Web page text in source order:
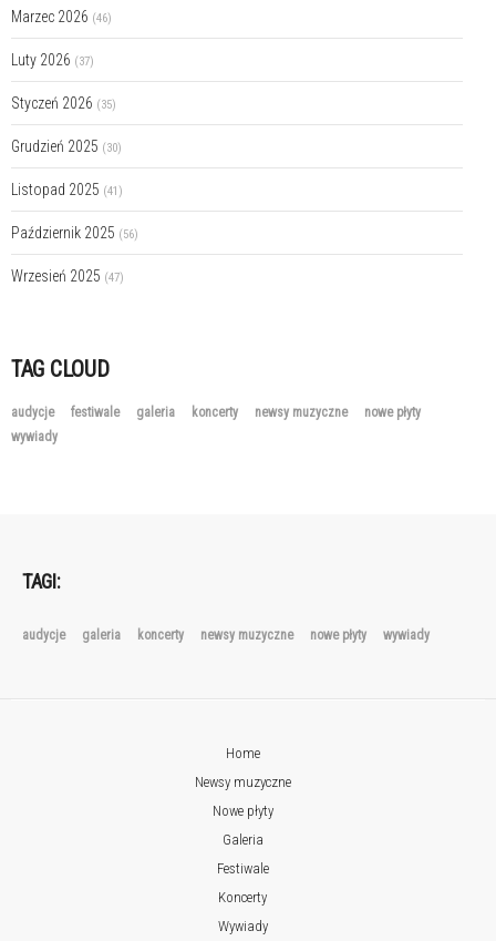
Marzec 2026 (46)
Luty 2026 (37)
Styczeń 2026 (35)
Grudzień 2025 (30)
Listopad 2025 (41)
Październik 2025 (56)
Wrzesień 2025 (47)
TAG CLOUD
audycje festiwale galeria koncerty newsy muzyczne
nowe płyty
wywiady
TAGI:
audycje galeria koncerty newsy muzyczne nowe płyty wywiady
Home
Newsy muzyczne
Nowe płyty
Galeria
Festiwale
Koncerty
Wywiady